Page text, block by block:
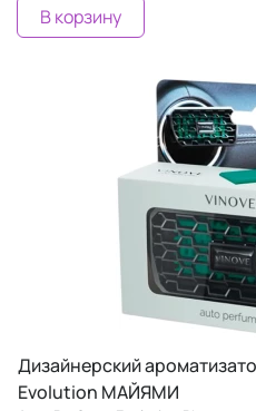
В корзину
Дизайнерский
Evolution МАЙЯМИ